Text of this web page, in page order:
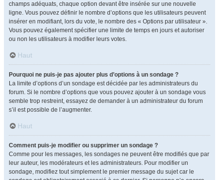
champs adéquats, chaque option devant être insérée sur une nouvelle
ligne. Vous pouvez définir le nombre d’options que les utilisateurs peuvent
insérer en modifiant, lors du vote, le nombre des « Options par utilisateur ».
Vous pouvez également spécifier une limite de temps en jours et autoriser
ou non les utilisateurs à modifier leurs votes.
Haut
Pourquoi ne puis-je pas ajouter plus d’options à un sondage ?
La limite d’options d’un sondage est décidée par les administrateurs du
forum. Si le nombre d’options que vous pouvez ajouter à un sondage vous
semble trop restreint, essayez de demander à un administrateur du forum
s’il est possible de l’augmenter.
Haut
Comment puis-je modifier ou supprimer un sondage ?
Comme pour les messages, les sondages ne peuvent être modifiés que par
leur auteur, les modérateurs et les administrateurs. Pour modifier un
sondage, modifiez tout simplement le premier message du sujet car le